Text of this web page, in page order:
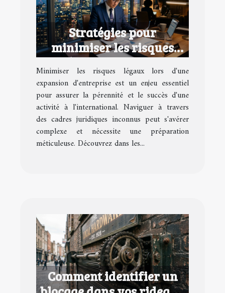
Stratégies pour
minimiser les risques
légaux lors d'une
expansion d'entreprise
Minimiser les risques légaux lors d'une
expansion d'entreprise est un enjeu essentiel
pour assurer la pérennité et le succès d'une
activité à l'international. Naviguer à travers
des cadres juridiques inconnus peut s'avérer
complexe et nécessite une préparation
méticuleuse. Découvrez dans les...
Comment identifier un